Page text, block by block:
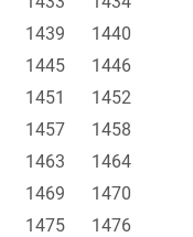
1439
1440
1445
1446
1451
1452
1457
1458
1463
1464
1469
1470
1475
1476